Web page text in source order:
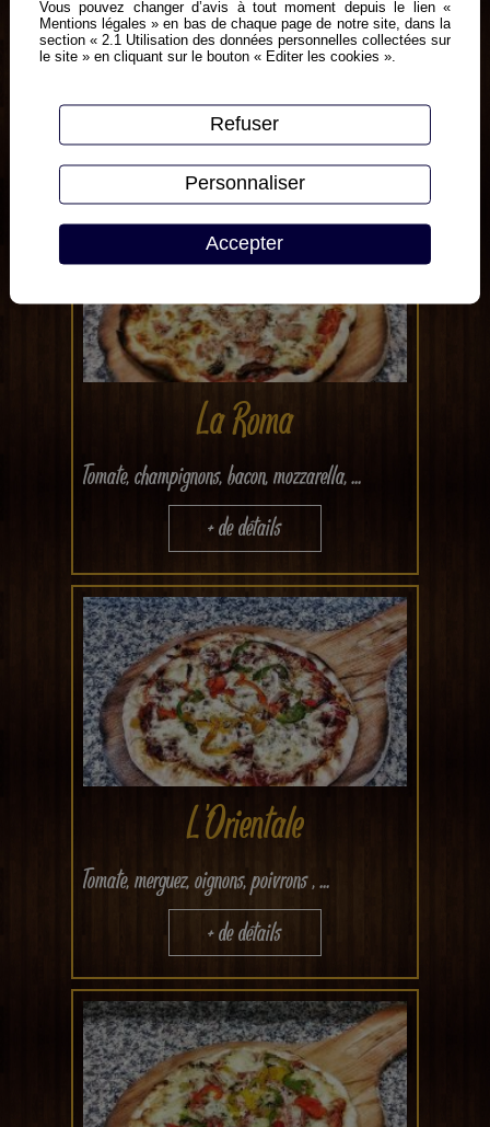
La Paysanne
Tomate, champignons, lardons fumés, ...
+ de détails
La Roma
Tomate, champignons, bacon, mozzarella, ...
+ de détails
L'Orientale
Tomate, merguez, oignons, poivrons , ...
+ de détails
Vous pouvez changer d’avis à tout moment depuis le lien «
Mentions légales » en bas de chaque page de notre site, dans la
section « 2.1 Utilisation des données personnelles collectées sur
le site » en cliquant sur le bouton « Editer les cookies ».
Accepter
Refuser
Personnaliser